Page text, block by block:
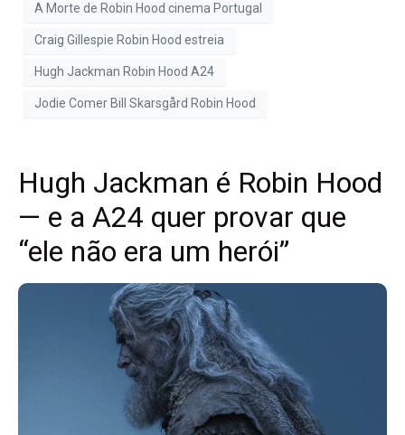
A Morte de Robin Hood cinema Portugal
Craig Gillespie Robin Hood estreia
Hugh Jackman Robin Hood A24
Jodie Comer Bill Skarsgård Robin Hood
Hugh Jackman é Robin Hood
— e a A24 quer provar que
“ele não era um herói”